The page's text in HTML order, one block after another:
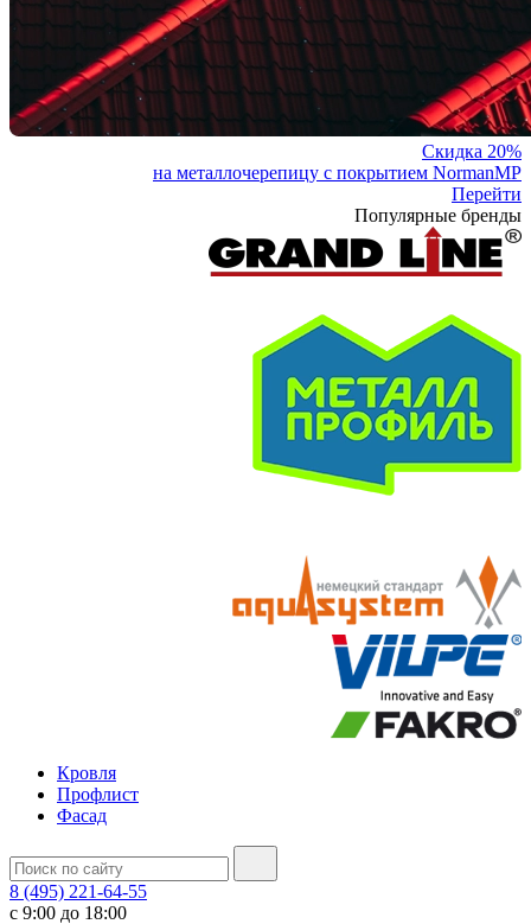
Скидка 20%
на металлочерепицу с покрытием NormanMP
Перейти
Популярные бренды
Кровля
Профлист
Фасад
8 (495) 221-64-55
с 9:00 до 18:00